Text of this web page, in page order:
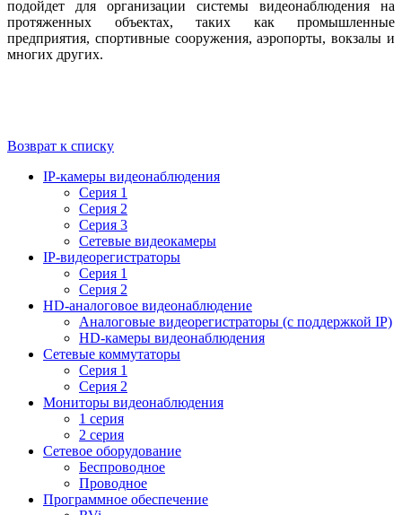
подойдет для организации системы видеонаблюдения на
протяженных объектах, таких как промышленные
предприятия, спортивные сооружения, аэропорты, вокзалы и
многих других.
Возврат к списку
IP-камеры видеонаблюдения
Серия 1
Серия 2
Серия 3
Сетевые видеокамеры
IP-видеорегистраторы
Серия 1
Серия 2
HD-аналоговое видеонаблюдение
Aналоговые видеорегистраторы (с поддержкой IP)
HD-камеры видеонаблюдения
Сетевые коммутаторы
Серия 1
Серия 2
Мониторы видеонаблюдения
1 серия
2 серия
Сетевое оборудование
Беспроводное
Проводное
Программное обеспечение